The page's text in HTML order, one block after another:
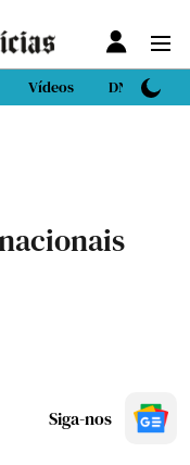
Vídeos DN Sport
Siga-nos